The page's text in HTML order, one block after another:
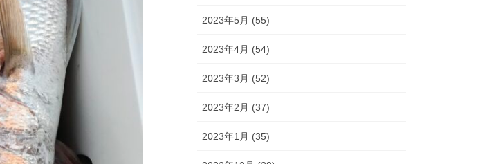
2023年5月 (55)
2023年4月 (54)
2023年3月 (52)
2023年2月 (37)
2023年1月 (35)